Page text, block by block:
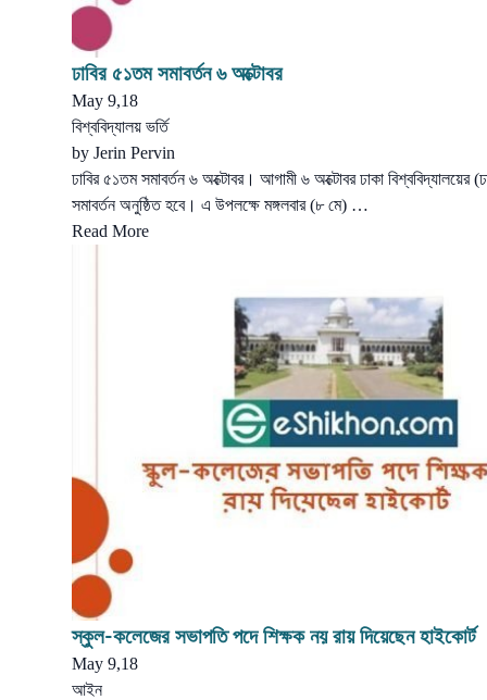
ঢাবির ৫১তম সমাবর্তন ৬ অক্টোবর
May 9,18
বিশ্ববিদ্যালয় ভর্তি
by Jerin Pervin
ঢাবির ৫১তম সমাবর্তন ৬ অক্টোবর। আগামী ৬ অক্টোবর ঢাকা বিশ্ববিদ্যালয়ের
সমাবর্তন অনুষ্ঠিত হবে। এ উপলক্ষে মঙ্গলবার (৮ মে) …
Read More
স্কুল-কলেজের সভাপতি পদে শিক্ষক নয় রায় দিয়েছেন হাইকোর্ট
May 9,18
আইন